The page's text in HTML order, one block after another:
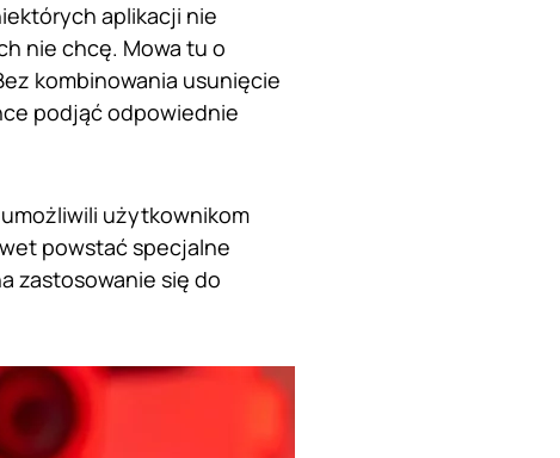
aplikacji nie
nie chcę. Mowa tu o
kombinowania usunięcie
podjąć odpowiednie
użytkownikom
powstać specjalne
zastosowanie się do